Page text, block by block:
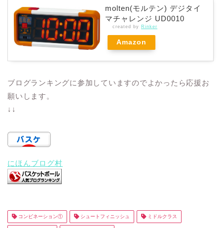
molten(モルテン) デジタイ
マチャレンジ UD0010
created by Rinker
Amazon
ブログランキングに参加していますのでよかったら応援お
願いします。
↓↓
にほんブログ村
コンビネーション① シュートフィニッシュ ミドルクラス